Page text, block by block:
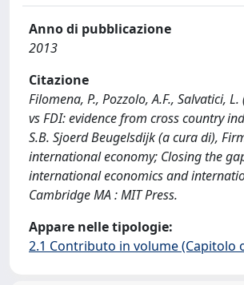
Anno di pubblicazione
2013
Citazione
Filomena, P., Pozzolo, A.F., Salvatici,
vs FDI: evidence from cross country
S.B. Sjoerd Beugelsdijk (a cura di),
international economy; Closing the
international economics and
Cambridge MA : MIT Press.
Appare nelle tipologie:
2.1 Contributo in volume (Capitolo